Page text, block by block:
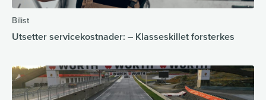
Bilist
Utsetter servicekostnader: – Klasseskillet forsterkes